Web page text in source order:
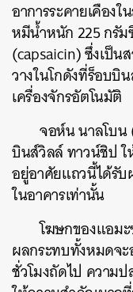
อาการระคายเคือง
หมีน้ำหนัก 225 กรั
(capsaicin) ซึ่งเป็
วางในโกดังที่ร็อบบิ
เครื่องจักรอัตโนมัติ
จอห์น นาลโบน
บินส์วิลล์ ทาวน์ชิป
อยู่อาศัยแถวนี้ได้รับ
ในอาคารเท่านั้น
โฆษกของแอม
ผลกระทบทั้งหมดจะ
ชั่วโมงถัดไป ความ